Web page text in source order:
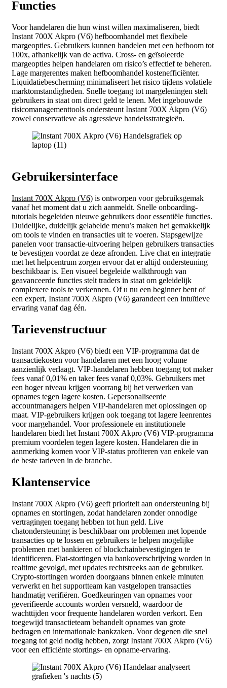
Functies
Voor handelaren die hun winst willen maximaliseren, biedt
Instant 700X Akpro (V6) hefboomhandel met flexibele
margeopties. Gebruikers kunnen handelen met een hefboom tot
100x, afhankelijk van de activa. Cross- en geïsoleerde
margeopties helpen handelaren om risico’s effectief te beheren.
Lage margerentes maken hefboomhandel kostenefficiënter.
Liquidatiebescherming minimaliseert het risico tijdens volatiele
marktomstandigheden. Snelle toegang tot margeleningen stelt
gebruikers in staat om direct geld te lenen. Met ingebouwde
risicomanagementtools ondersteunt Instant 700X Akpro (V6)
zowel conservatieve als agressieve handelsstrategieën.
Gebruikersinterface
Instant 700X Akpro (V6) is ontworpen voor gebruiksgemak
vanaf het moment dat u zich aanmeldt. Snelle onboarding-
tutorials begeleiden nieuwe gebruikers door essentiële functies.
Duidelijke, duidelijk gelabelde menu’s maken het gemakkelijk
om tools te vinden en transacties uit te voeren. Stapsgewijze
panelen voor transactie-uitvoering helpen gebruikers transacties
te bevestigen voordat ze deze afronden. Live chat en integratie
met het helpcentrum zorgen ervoor dat er altijd ondersteuning
beschikbaar is. Een visueel begeleide walkthrough van
geavanceerde functies stelt traders in staat om geleidelijk
complexere tools te verkennen. Of u nu een beginner bent of
een expert, Instant 700X Akpro (V6) garandeert een intuïtieve
ervaring vanaf dag één.
Tarievenstructuur
Instant 700X Akpro (V6) biedt een VIP-programma dat de
transactiekosten voor handelaren met een hoog volume
aanzienlijk verlaagt. VIP-handelaren hebben toegang tot maker
fees vanaf 0,01% en taker fees vanaf 0,03%. Gebruikers met
een hoger niveau krijgen voorrang bij het verwerken van
opnames tegen lagere kosten. Gepersonaliseerde
accountmanagers helpen VIP-handelaren met oplossingen op
maat. VIP-gebruikers krijgen ook toegang tot lagere leenrentes
voor margehandel. Voor professionele en institutionele
handelaren biedt het Instant 700X Akpro (V6) VIP-programma
premium voordelen tegen lagere kosten. Handelaren die in
aanmerking komen voor VIP-status profiteren van enkele van
de beste tarieven in de branche.
Klantenservice
Instant 700X Akpro (V6) geeft prioriteit aan ondersteuning bij
opnames en stortingen, zodat handelaren zonder onnodige
vertragingen toegang hebben tot hun geld. Live
chatondersteuning is beschikbaar om problemen met lopende
transacties op te lossen en gebruikers te helpen mogelijke
problemen met bankieren of blockchainbevestigingen te
identificeren. Fiat-stortingen via bankoverschrijving worden in
realtime gevolgd, met updates rechtstreeks aan de gebruiker.
Crypto-stortingen worden doorgaans binnen enkele minuten
verwerkt en het supportteam kan vastgelopen transacties
handmatig verifiëren. Goedkeuringen van opnames voor
geverifieerde accounts worden versneld, waardoor de
wachttijden voor frequente handelaren worden verkort. Een
toegewijd transactieteam behandelt opnames van grote
bedragen en internationale bankzaken. Voor degenen die snel
toegang tot geld nodig hebben, zorgt Instant 700X Akpro (V6)
voor een efficiënte stortings- en opname-ervaring.